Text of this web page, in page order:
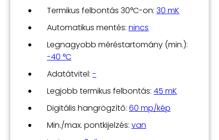
Termikus felbontás 30°C-on: 30 mK
Automatikus mentés: nincs
Legnagyobb méréstartomány (min.):
-40 °C
Adatátvitel: -
Legjobb termikus felbontás: 45 mK
Digitális hangrögzítő: 60 mp/kép
Min./max. pontkijelzés: van